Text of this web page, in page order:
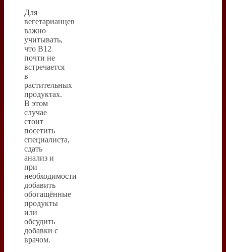
Для
вегетарианцев
важно
учитывать,
что B12
почти не
встречается
в
растительных
продуктах.
В этом
случае
стоит
посетить
специалиста,
сдать
анализ и
при
необходимости
добавить
обогащённые
продукты
или
обсудить
добавки с
врачом.